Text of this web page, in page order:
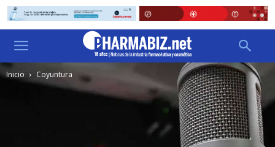
Inicio Coyuntura